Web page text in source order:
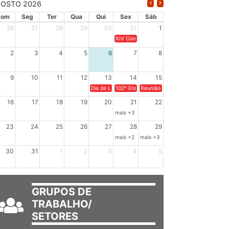
2026
Seg Ter Qua Qui Sex
Sáb
26
27 28 29 30 31 1
XIV Congresso Brasileiro de
2 3 4 5 6 7 8
9 10 11 12 13 14 15
Dia de Luta em Defesa de Cuba e da Soberania dos
102º Encontro da Regional Leste, “Em terra
Reunião GTPE.
16 17 18 19 20 21 22
mais +3
23 24 25 26 27 28 29
mais +2 mais +3
30 31 1 2 3 4 5
GRUPOS DE
TRABALHO/
SETORES